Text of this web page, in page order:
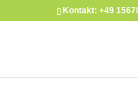
Kontakt: +49